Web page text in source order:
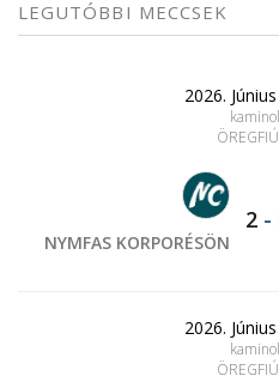
LEGUTÓBBI MECCSEK
2026.
NYMFAS KORPORÉSÖN
2 -
2026.